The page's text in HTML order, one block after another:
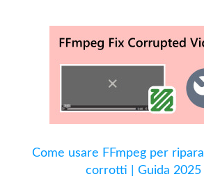
Come usare FFmpeg per
corrotti | Guida 2025